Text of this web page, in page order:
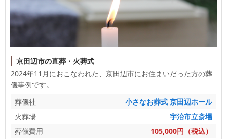
京田辺市の直葬・火葬式
2024年11月におこなわれた、 京田辺市にお住まいだった方の葬
儀事例です。
葬儀社
小さなお葬式 京田辺ホール
火葬場
宇治市立斎場
葬儀費用
105,000円（税込）